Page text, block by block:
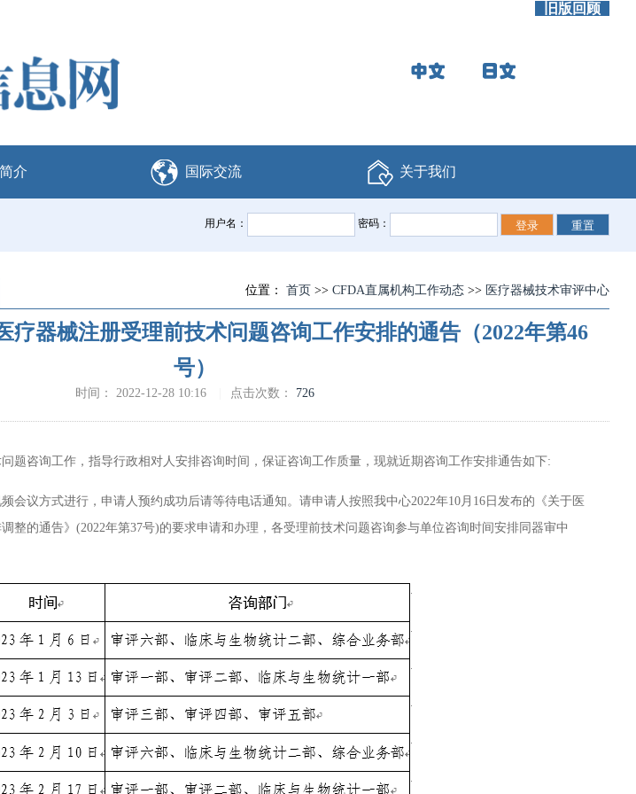
旧版回顾
介 国际交流 关于我们
用户名： 密码：
位置： 首页 >> CFDA直属机构工作动态>> 医疗器械技术审评中心
疗器械注册受理前技术问题咨询工作安排的通告（2022年第46
号）
时间： 2022-12-28 10:16 点击次数： 726
咨询工作，指导行政相对人安排咨询时间，保证咨询工作质量，现就近期咨询工作安排通告如下:
议方式进行，申请人预约成功后请等待电话通知。请申请人按照我中心2022年10月16日发布的《关于医
整的通告》(2022年第37号)的要求申请和办理，各受理前技术问题咨询参与单位咨询时间安排同器审中